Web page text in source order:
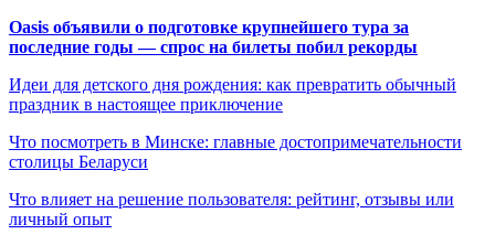
Oasis объявили о подготовке крупнейшего тура за
последние годы — спрос на билеты побил рекорды
Идеи для детского дня рождения: как превратить обычный
праздник в настоящее приключение
Что посмотреть в Минске: главные достопримечательности
столицы Беларуси
Что влияет на решение пользователя: рейтинг, отзывы или
личный опыт